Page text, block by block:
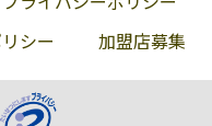
シー 加盟店募集